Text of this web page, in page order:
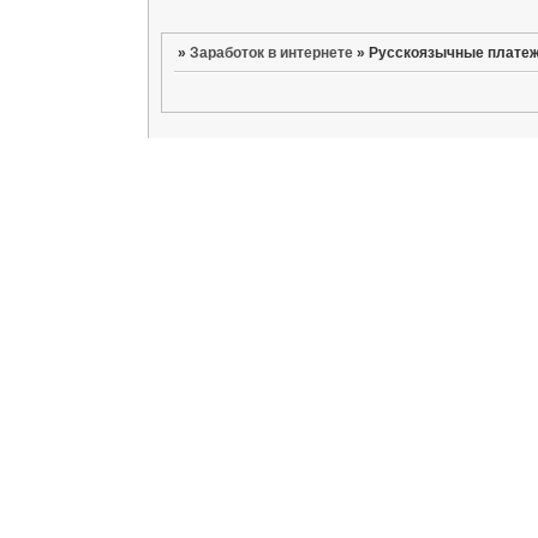
» Заработок в интернете » Русскоязычные